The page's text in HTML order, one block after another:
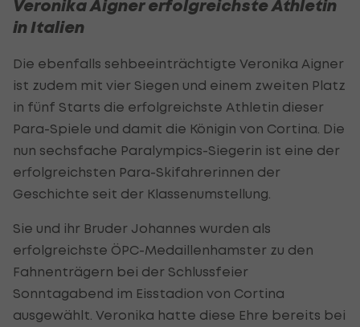
Veronika Aigner erfolgreichste Athletin
in Italien
Die ebenfalls sehbeeinträchtigte Veronika Aigner
ist zudem mit vier Siegen und einem zweiten Platz
in fünf Starts die erfolgreichste Athletin dieser
Para-Spiele und damit die Königin von Cortina. Die
nun sechsfache Paralympics-Siegerin ist eine der
erfolgreichsten Para-Skifahrerinnen der
Geschichte seit der Klassenumstellung.
Sie und ihr Bruder Johannes wurden als
erfolgreichste ÖPC-Medaillenhamster zu den
Fahnenträgern bei der Schlussfeier
Sonntagabend im Eisstadion von Cortina
ausgewählt. Veronika hatte diese Ehre bereits bei